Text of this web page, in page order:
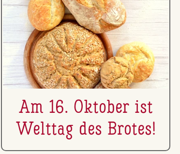
Am 16. Oktober ist
Welttag des Brotes!